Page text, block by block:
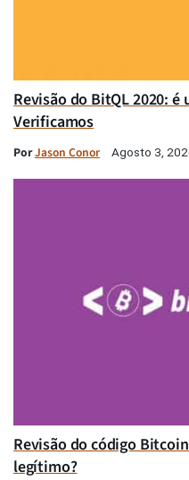
Revisão do BitQL 2020:
Verificamos
PorJason Conor Agosto 3,
Revisão do código
legítimo?